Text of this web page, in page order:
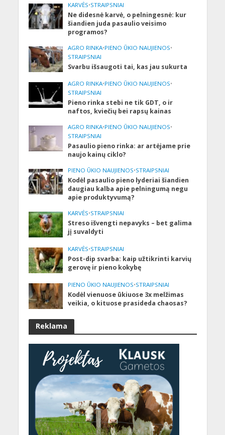
KARVĖS•STRAIPSNIAI
Ne didesnė karvė, o pelningesnė: kur
šiandien juda pasaulio veisimo
programos?
AGRO RINKA•PIENO ŪKIO NAUJIENOS•
STRAIPSNIAI
Svarbu išsaugoti tai, kas jau sukurta
AGRO RINKA•PIENO ŪKIO NAUJIENOS•
STRAIPSNIAI
Pieno rinka stebi ne tik GDT, o ir
naftos, kviečių bei rapsų kainas
AGRO RINKA•PIENO ŪKIO NAUJIENOS•
STRAIPSNIAI
Pasaulio pieno rinka: ar artėjame prie
naujo kainų ciklo?
PIENO ŪKIO NAUJIENOS•STRAIPSNIAI
Kodėl pasaulio pieno lyderiai šiandien
daugiau kalba apie pelningumą negu
apie produktyvumą?
KARVĖS•STRAIPSNIAI
Streso išvengti nepavyks – bet galima
jį suvaldyti
KARVĖS•STRAIPSNIAI
Post-dip svarba: kaip užtikrinti karvių
gerovę ir pieno kokybę
PIENO ŪKIO NAUJIENOS•STRAIPSNIAI
Kodėl vienuose ūkiuose 3x melžimas
veikia, o kituose prasideda chaosas?
Reklama